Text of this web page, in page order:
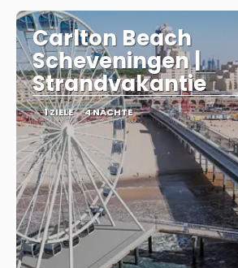
Carlton Beach
Scheveningen |
Strandvakantie
1 ZIELE 4 NÄCHTE